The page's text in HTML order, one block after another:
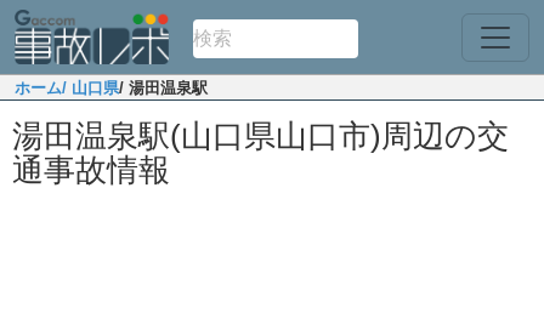
ホーム/ 山口県/ 湯田温泉駅
湯田温泉駅(山口県山口市)周辺の交
通事故情報